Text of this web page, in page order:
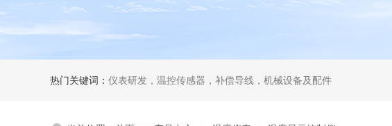
热门关键词： 仪表研发，温控传感器，补偿导线，机械设备及配件